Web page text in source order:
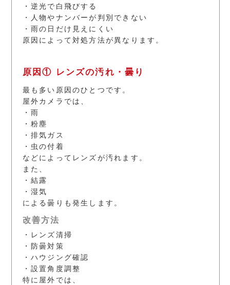
・逆光で白飛びする
・人物やナンバーが判別できない
・雨の日だけ見えにくい
原因によって対処方法が異なります。
原因① レンズの汚れ・曇り
最も多い原因のひとつです。
屋外カメラでは、
・雨
・粉塵
・排気ガス
・虫の付着
などによってレンズが汚れます。
また、
・結露
・湿気
による曇りも発生します。
改善方法
・レンズ清掃
・防曇対策
・ハウジング確認
・設置角度調整
特に屋外では、